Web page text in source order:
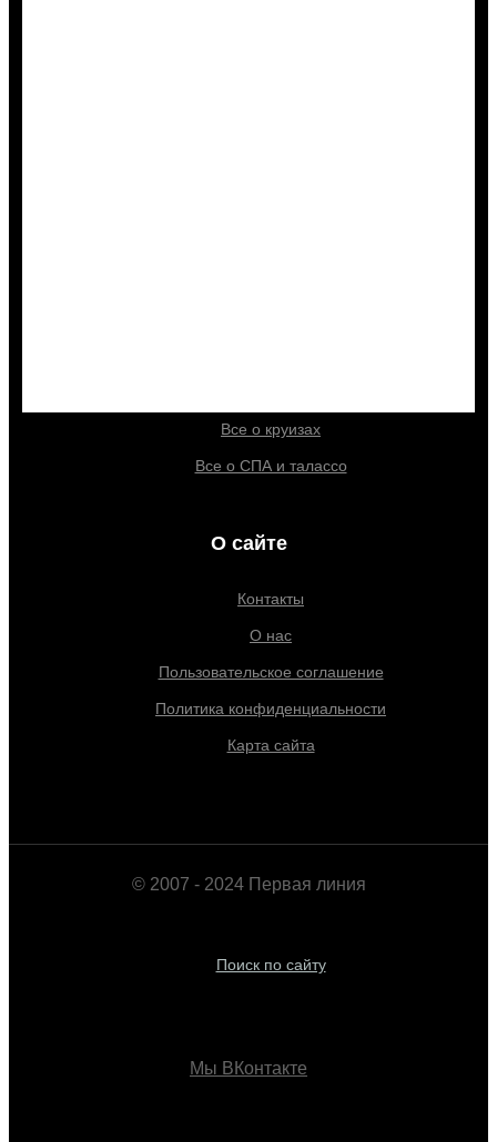
Все о круизах
Все о СПА и талассо
О сайте
Контакты
О нас
Пользовательское соглашение
Политика конфиденциальности
Карта сайта
© 2007 - 2024 Первая линия
Поиск по сайту
Мы ВКонтакте